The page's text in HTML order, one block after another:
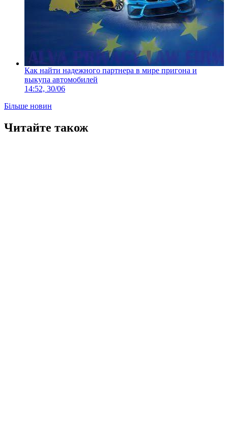
Как найти надежного партнера в мире пригона и
выкупа автомобилей
14:52, 30/06
Більше новин
Читайте також